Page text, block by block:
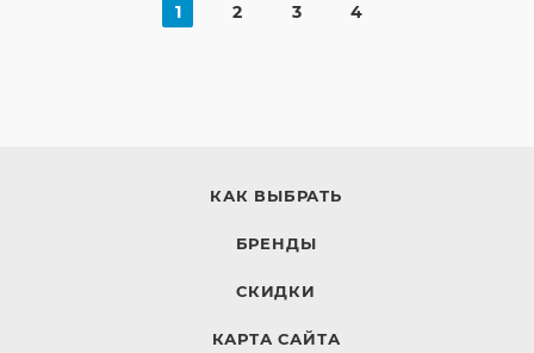
1 2 3 4
КАК ВЫБРАТЬ
БРЕНДЫ
СКИДКИ
КАРТА САЙТА